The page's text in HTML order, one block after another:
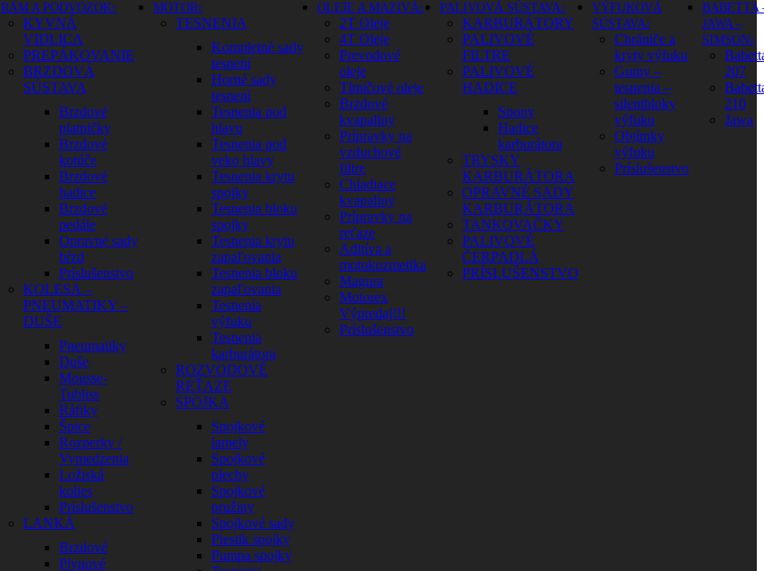
RÁM A PODVOZOK
KYVNÁ
VIDLICA
PREPÁKOVANIE
BRZDOVÁ
SÚSTAVA
Brzdové
platničky
Brzdové
kotúče
Brzdové
hadice
Brzdové
pedále
Opravné sady
bŕzd
Príslušenstvo
KOLESÁ –
PNEUMATIKY –
DUŠE
Pneumatiky
Duše
Mousse-
Tubliss
Ráfiky
Špice
Rozperky /
Vymedzenia
Ložiská
kolies
Príslušenstvo
LANKÁ
Brzdové
Plynové
MOTOR
TESNENIA
Kompletné sady
tesnení
Horné sady
tesnení
Tesnenia pod
hlavu
Tesnenia pod
veko hlavy
Tesnenia krytu
spojky
Tesnenia bloku
spojky
Tesnenia krytu
zapaľovania
Tesnenia bloku
zapaľovania
Tesnenia
výfuku
Tesnenia
karburátora
ROZVODOVÉ
REŤAZE
SPOJKA
Spojkové
lamely
Spojkové
plechy
Spojkové
pružiny
Spojkové sady
Piestik spojky
Pumpa spojky
OLEJE A MAZIVÁ
2T Oleje
4T Oleje
Prevodové
oleje
Tlmičové oleje
Brzdové
kvapaliny
Prípravky na
vzduchové
filtre
Chladiace
kvapaliny
Prípravky na
reťaze
Aditíva a
motokozmetika
Magura
Motorex
Výpredaj!!!
Príslušenstvo
PALIVOVÁ SÚSTAVA
KARBURÁTORY
PALIVOVÉ
FILTRE
PALIVOVÉ
HADICE
Spony
Hadice
karburátora
TRYSKY
KARBURÁTORA
OPRAVNÉ SADY
KARBURÁTORA
TANKOVAČKY
PALIVOVÉ
ČERPADLÁ
PRÍSLUŠENSTVO
VÝFUKOVÁ
SÚSTAVA
Chrániče a
kryty výfuku
Gumy –
tesnenia –
silentbloky
výfuku
Objímky
výfuku
Príslušenstvo
BABETTA
JAWA –
SIMSON
207
210
Jawa